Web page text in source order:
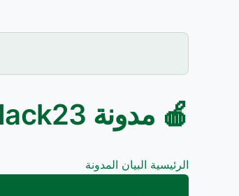
🍎 مدونة Hack23 للأمن السيبراني الديسكوردي
الرئيسية البيان المدونة